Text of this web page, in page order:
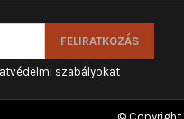
szabályokat